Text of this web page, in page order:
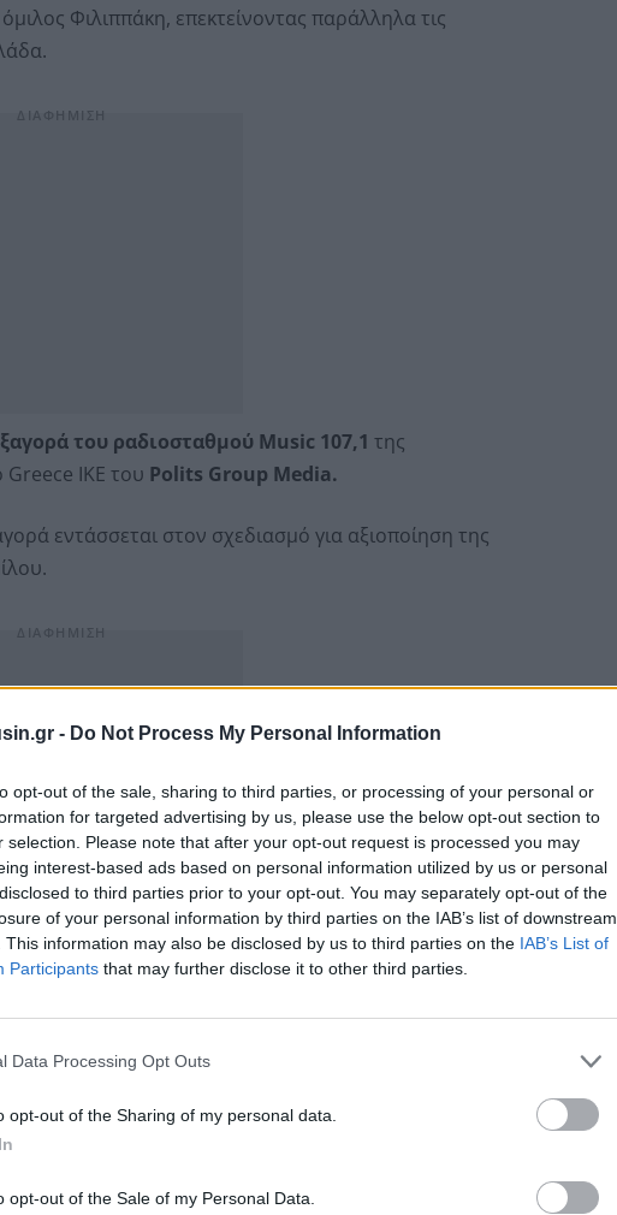
- Do Not Process My Personal Information
opt-out of the sale, sharing to third parties, or processing of your personal or
for targeted advertising by us, please use the below opt-out section to
selection. Please note that after your opt-out request is processed you may
interest-based ads based on personal information utilized by us or personal
to third parties prior to your opt-out. You may separately opt-out of the
of your personal information by third parties on the IAB’s list of downstream
This information may also be disclosed by us to third parties on the IAB’s List of
Participants that may further disclose it to other third parties.
Data Processing Opt Outs
opt-out of the Sharing of my personal data.
opt-out of the Sale of my Personal Data.
Φιλιππάκη, επεκτείνοντας παράλληλα τις
του ραδιοσταθμού Music 107,1 της
IKE του Polits Group Media.
εντάσσεται στον σχεδιασμό για αξιοποίηση της
του στη Βόρεια Ελλάδα, να επεκτείνει το
επίπεδο και να δημιουργήσει νέες συνέργειες
μέσου.
Φιλιππάκη στη Βόρεια Ελλάδα έγινε τον
εβδομαδιαίας εφημερίδας“Θεσσαλονίκη”